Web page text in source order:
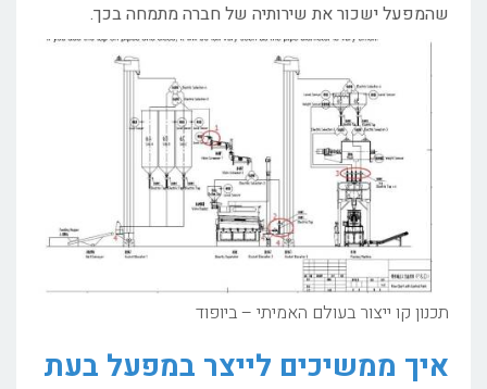
שהמפעל ישכור את שירותיה של חברה מתמחה בכך.
תכנון קו ייצור בעולם האמיתי – ביופוד
איך ממשיכים לייצר במפעל בעת